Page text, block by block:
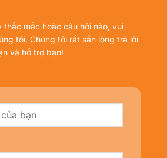
thắc mắc hoặc câu hỏi nào, vui
tôi. Chúng tôi rất sẵn lòng trả lời
và hỗ trợ bạn!